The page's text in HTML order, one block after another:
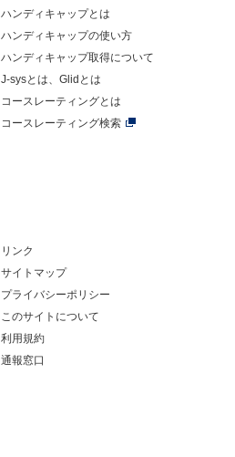
ハンディキャップとは
ハンディキャップの使い方
ハンディキャップ取得について
J-sysとは、Glidとは
コースレーティングとは
コースレーティング検索
リンク
サイトマップ
プライバシーポリシー
このサイトについて
利用規約
通報窓口